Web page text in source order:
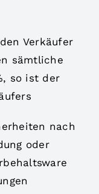
Verkäufer
sämtliche
so ist der
nach
oder